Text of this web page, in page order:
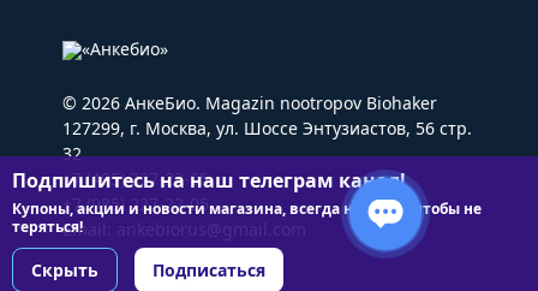
© 2026 АнкеБио. Magazin nootropov Biohaker
127299, г. Москва, ул. Шоссе Энтузиастов, 56 стр.
32
+7 (495) 227-22-05
+7 (985) 227-22-05
Email: ankebiorus@gmail.com
Подпишитесь на наш телеграм канал!
Купоны, акции и новости магазина, всегда на связи чтобы не
теряться!
Скрыть Подписаться